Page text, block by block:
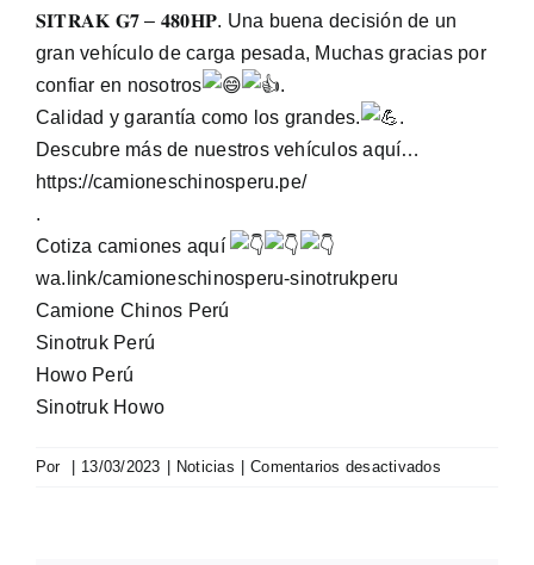
𝐒𝐈𝐓𝐑𝐀𝐊 𝐆𝟕 – 𝟒𝟖𝟎𝐇𝐏. Una buena decisión de un
gran vehículo de carga pesada, Muchas gracias por
confiar en nosotros
.
Calidad y garantía como los grandes.
.
Descubre más de nuestros vehículos aquí…
https://camioneschinosperu.pe/
.
Cotiza camiones aquí
wa.link/camioneschinosperu-sinotrukperu
Camione Chinos Perú
Sinotruk Perú
Howo Perú
Sinotruk Howo
Por 13/03/2023 Noticias Comentarios desactivadosen